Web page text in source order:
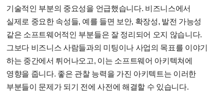
기술적인 부분의 중요성을 언급했습니다. 비즈니스에서
실제로 중요한 속성들, 예를 들면 보안, 확장성, 발전 가능성
같은 소프트웨어적인 부분들은 잘 정리되어 오지 않습니다.
그보다 비즈니스 사람들과의 미팅이나 사업의 목표를 이야기
하는 중간에서 튀어나오고, 이는 소프트웨어 아키텍쳐에
영향을 줍니다. 좋은 관찰 능력을 가진 아키텍트는 이러한
부분들이 문제가 되기 전에 사전에 해결할 수 있습니다.